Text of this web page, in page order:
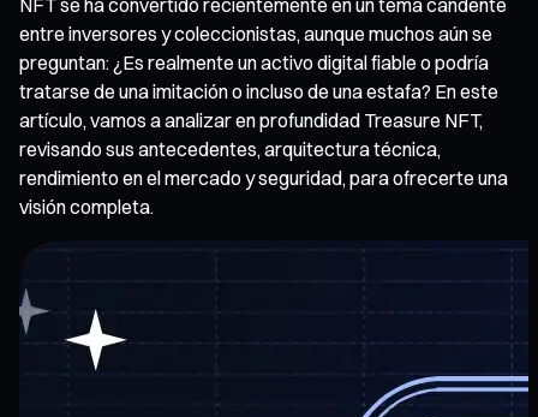
entre inversores y coleccionistas, aunque muchos aún se
preguntan: ¿Es realmente un activo digital fiable o podría
tratarse de una imitación o incluso de una estafa? En este
artículo, vamos a analizar en profundidad Treasure NFT,
revisando sus antecedentes, arquitectura técnica,
rendimiento en el mercado y seguridad, para ofrecerte una
visión completa.